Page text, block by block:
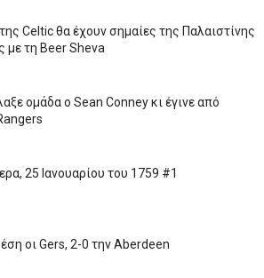
Celtic θα έχουν σημαίες της Παλαιστίνης
με τη Beer Sheva
ομάδα ο Sean Conney κι έγινε από
25 Ιανουαρίου του 1759 #1
οι Gers, 2-0 την Aberdeen